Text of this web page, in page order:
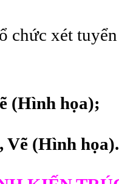
chức xét
(Hình họa);
Vẽ (Hình họa).